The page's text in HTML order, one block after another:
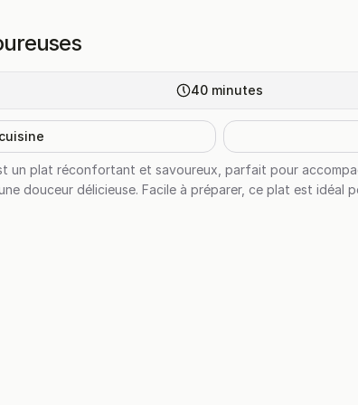
40 minutes
un plat réconfortant et savoureux, parfait pour
douceur délicieuse. Facile à préparer, ce plat est idéal